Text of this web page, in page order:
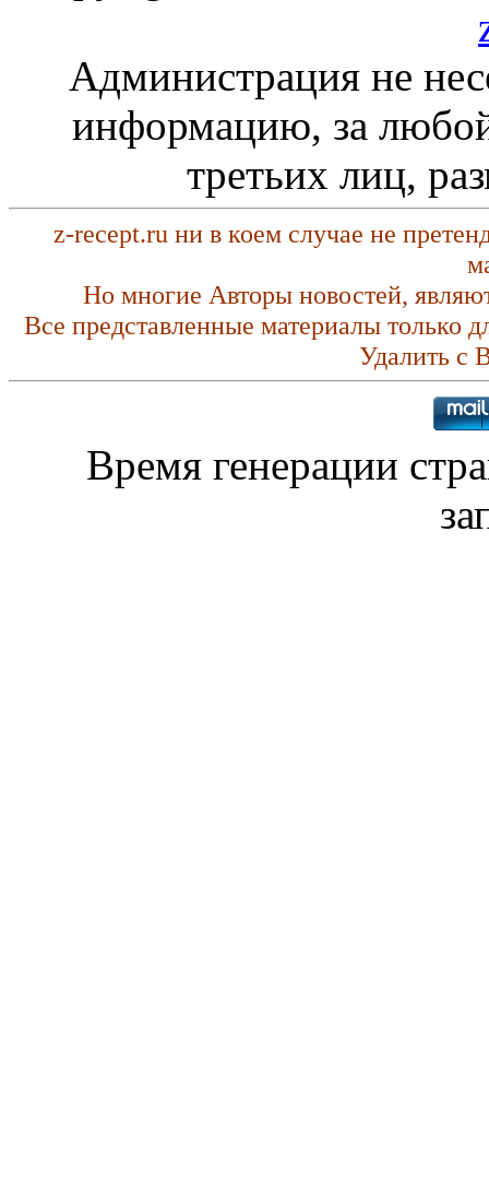
Администрация не
информацию, за любой
третьих лиц,
z-recept.ru ни в коем случае не
Но многие Авторы новостей,
Все представленные материалы только
Удалить с
Время генерации